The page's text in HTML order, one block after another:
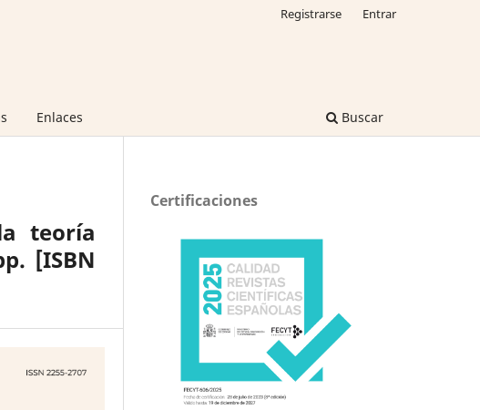
Enlaces Buscar
Registrarse Entrar
teoría
[ISBN
Certificaciones